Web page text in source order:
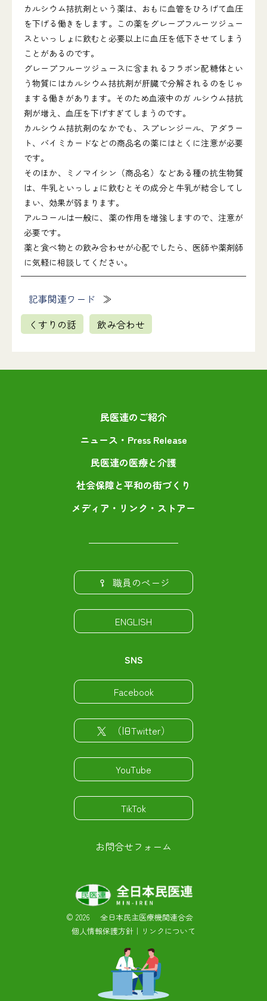
カルシウム拮抗剤という薬は、おもに血管をひろげて血圧
を下げる働きをします。この薬をグレープフルーツジュー
スといっしょに飲むと必要以上に血圧を低下させてしまう
ことがあるのです。
グレープフルーツジュースに含まれるフラボン配糖体とい
う物質にはカルシウム拮抗剤が肝臓で分解されるのをじゃ
まする働きがあります。そのため血液中のガ ルシウム拮抗
剤が増え、血圧を下げすぎてしまうのです。
カルシウム拮抗剤のなかでも、スプレンジール、アダラー
ト、バイミカードなどの商品名の薬にはとくに注意が必要
です。
そのほか、ミノマイシン（商品名）などある種の抗生物質
は、牛乳といっしょに飲むとその成分と牛乳が結合してし
まい、効果が弱まります。
アルコールは一般に、薬の作用を増強しますので、注意が
必要です。
薬と食べ物との飲み合わせが心配でしたら、医師や薬剤師
に気軽に相談してください。
記事関連ワード
くすりの話
飲み合わせ
民医連のご紹介
ニュース・Press Release
民医連の医療と介護
社会保障と平和の街づくり
メディア・リンク・ストアー
職員のページ
ENGLISH
SNS
Facebook
（旧Twitter）
YouTube
TikTok
お問合せフォーム
© 2026 全日本民主医療機関連合会
個人情報保護方針 ｜ リンクについて